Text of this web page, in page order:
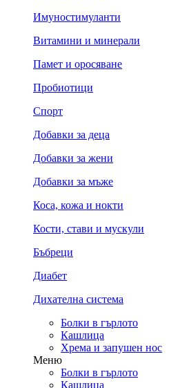
Имуностимуланти
Витамини и минерали
Памет и оросяване
Пробиотици
Спорт
Добавки за деца
Добавки за жени
Добавки за мъже
Коса, кожа и нокти
Кости, стави и мускули
Бъбреци
Диабет
Дихателна система
Болки в гърлото
Кашлица
Хрема и запушен нос
Меню
Болки в гърлото
Кашлица